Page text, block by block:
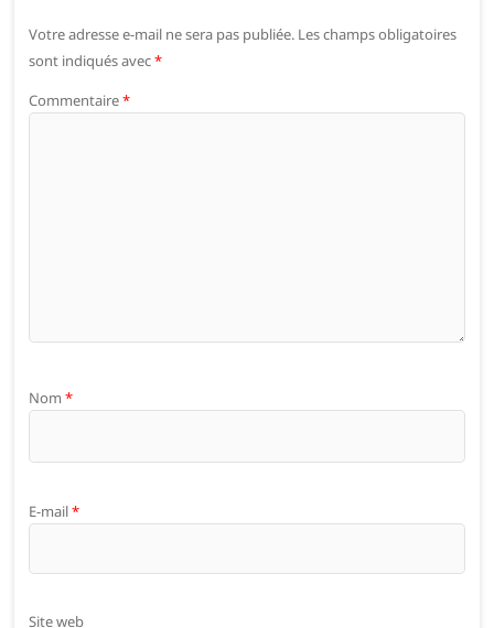
Votre adresse e-mail ne sera pas publiée. Les champs obligatoires
sont indiqués avec*
Commentaire*
Nom*
E-mail*
Site web